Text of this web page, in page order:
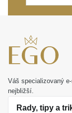
Váš specializovaný
nejbližší.
Rady, tipy a